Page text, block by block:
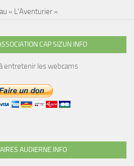
« L’Aventurier »
CAP SIZUN INFO
entretenir les webcams
AUDIERNE.INFO